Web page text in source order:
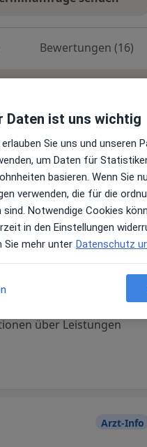
Bewertungen (16)
und Kosten
über Leistungen
Arzt-Info
Daten ist uns wichtig
Sie uns und unseren
um Daten für
basieren. Wenn Sie
verwenden, die für die
Notwendige Cookies
in den Einstellungen
Sie mehr unter Datenschutz